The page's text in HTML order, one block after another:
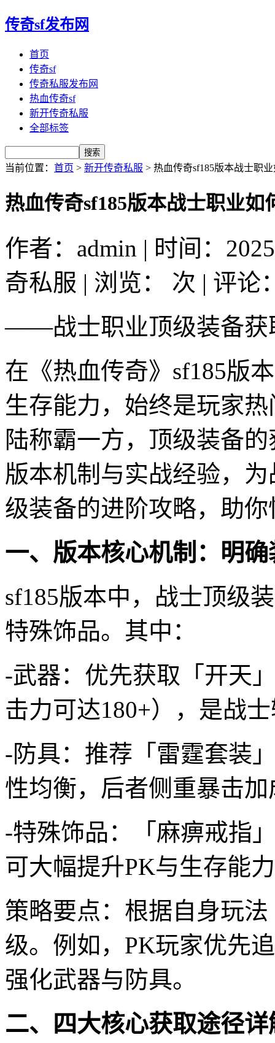
传奇sf发布网
首页
传奇sf
传奇私服发布网
热血传奇sf
新开传奇私服
全部标签
当前位置： 首页 > 新开传奇私服 > 热血传奇sf185版本战士职
热血传奇sf185版本战士职业
作者：admin | 时间：
奇私服 | 浏览：
次 | 评论
——战士职业顶级装备获
在《热血传奇》sf185版
生存能力，始终是玩家
陆称霸一方，顶级装备
版本机制与实战经验，
级装备的进阶攻略，助
一、版本核心机制：明
sf185版本中，战士顶级
特殊饰品。其中：
-武器：优先获取「开天
击力可达180+），是战
-防具：推荐「雷霆套装
性均衡，后者侧重暴击加
-特殊饰品：「麻痹戒指
可大幅提升PK与生存能
策略要点：根据自身玩
级。例如，PK玩家优先
强化武器与防具。
二、四大核心获取途径详